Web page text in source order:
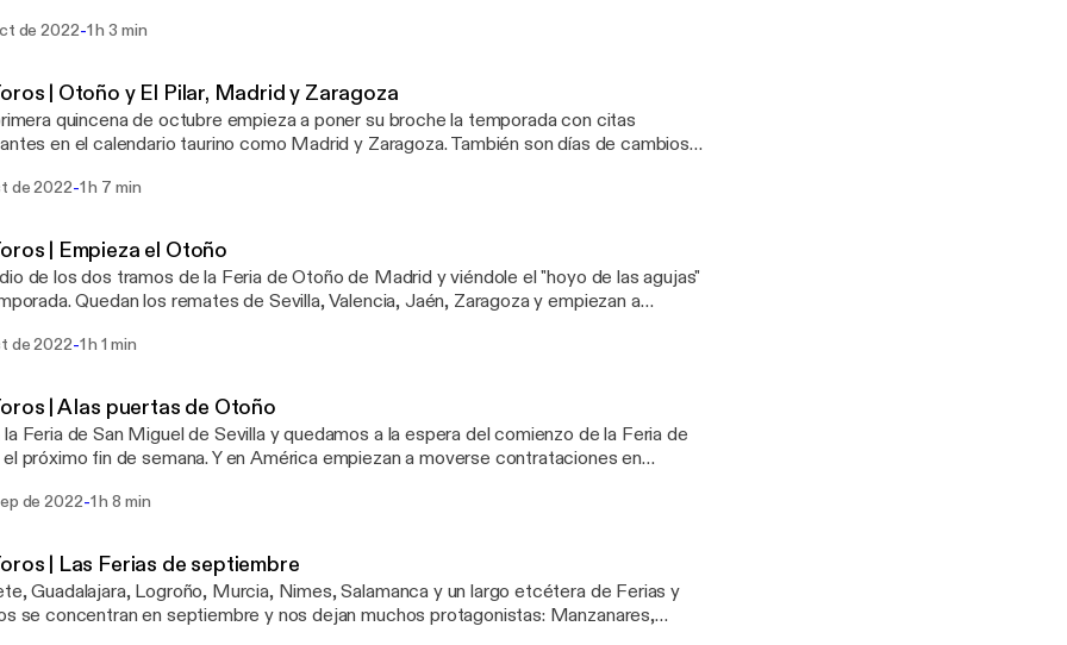
para seguir manteniendo. Con el programa de hoy cerramos esta etapa, esta
de la Cadena SER.
de 2022-1 h 3 min
| Otoño y El Pilar, Madrid y Zaragoza
quincena de octubre empieza a poner su broche la temporada con citas
en el calendario taurino como Madrid y Zaragoza. También son días de cambios
a América. Y todo te lo cuentan aquí los protagonistas, en el ruedo inmenso de la
de 2022-1 h 7 min
| Empieza el Otoño
de los dos tramos de la Feria de Otoño de Madrid y viéndole el "hoyo de las agujas"
Quedan los remates de Sevilla, Valencia, Jaén, Zaragoza y empiezan a
como sus "fuertes" frente a la adversidad política. Protagonista y
de 2022-1 h 1 min
| A las puertas de Otoño
Feria de San Miguel de Sevilla y quedamos a la espera del comienzo de la Feria de
próximo fin de semana. Y en América empiezan a moverse contrataciones en
y los protagonistas, como siempre, en el ruedo inmenso de la Cadena SER.
de 2022-1 h 8 min
| Las Ferias de septiembre
Guadalajara, Logroño, Murcia, Nimes, Salamanca y un largo etcétera de Ferias y
se concentran en septiembre y nos dejan muchos protagonistas: Manzanares,